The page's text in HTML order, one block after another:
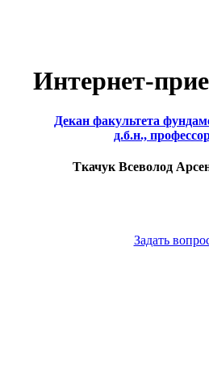
Интернет-
Декан факультета
д.б.н.,
Ткачук Всеволод
Задать